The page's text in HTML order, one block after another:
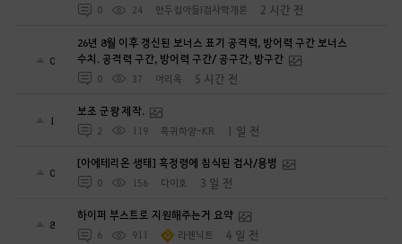
0 24 만두집아들I검사학개론 2 시간 전
0
26년 8월 이후 갱신된 보너스 표기 공격력, 방어력 구간 보너스
수치. 공격력 구간, 방어력 구간/ 공구간, 방구간
0 37 아리옥 5 시간 전
1
보조 군왕 제작.
2 119 흑귀하양-KR 1 일 전
0
[아에테리온 생태] 흑정령에 침식된 검사/용병
0 156 다이호 3 일 전
8
하이퍼 부스트로 지원해주는거 요약
6 911 라젠닉트 4 일 전